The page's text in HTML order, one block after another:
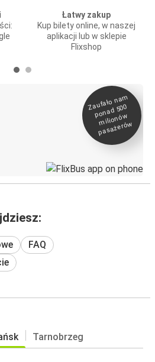
Łatwy zakup
Kup bilety online, w naszej
aplikacji lub w sklepie
Flixshop
Zaufało na
m
ponad 500
milionó
w
pasażeró
w
FAQ
Tarnobrzeg